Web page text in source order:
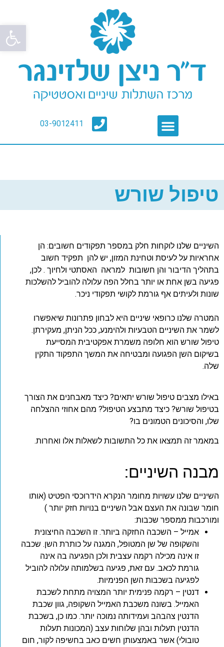
פתח
03-9012411
טיפול שורש
השיניים שלנו לוקחות חלק במספר תפקודים חשובים: הן
אחראיות על לעיסת וטחינת המזון, יש להן תפקיד חשוב
בתהליך הדיבור והן חשובות למראה האסתטי ולחיוך . לכן,
פגיעה בשן אחת או יותר בחלל הפה עלולה להוביל להשלכות
שונות ולעיתים אף גורמת לקושי תפקודי ניכר.
המטרה שלנו כרופאי שיניים היא לבחון פתרונות שיאפשרו
לשמר את השיניים הטבעיות ולהימנע, ככל הניתן, מעקירתן.
טיפול שורש הוא חלופה משמרת אפקטיבית המסייעת
בשיקום השן הפגועה ומבטיחה את המשך התפקוד התקין
שלה.
באילו מצבים טיפול שורש יתאים? כיצד מאבחנים את הצורך
בטיפול שורש? כיצד מתבצע הטיפול? מהם אחוזי ההצלחה
שלו, והסיכונים הטמונים בו?
במאמר זה תמצאו את כל התשובות לשאלות אלו ואחרות.
מבנה השיניים:
השיניים שלנו עשויות מחומר הנקרא הידרוכסי הפטיט (אותו
חומר שבונה את העצם אבל השיניים בנויות חזק יותר )
ומורכבות ממספר שכבות:
אמייל – השכבה החזקה ביותר. זו השכבה החיצונית
והשקופה של שן המטופל, המגנה על כותרת השן. שכבה
זו אינה מכילה רקמה עצבית ולכן הפגיעה בה אינה
גורמת לכאב. עם זאת, פגיעה בשלמותה עלולה להוביל
לפגיעה בשכבות השן הפנימיות.
דנטין – רקמה פנימית יותר המצויה מתחת לשכבת
האמייל. בשונה משכבת האמייל השקופה, גוון שכבת
הדנטין צהבהב ועמידותה נמוכה יותר. כמו כן, בשכבת
הדנטין תעלות ובהן שלוחות עצב (המכונות תעלות
טובולי) אשר באמצעותן חשים כאב בחשיפה לקור, חום